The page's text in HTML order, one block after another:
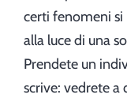
certi fenomeni
alla luce di una
Prendete un
scrive: vedrete a